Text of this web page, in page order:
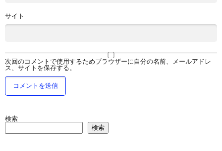
サイト
次回のコメントで使用するためブラウザーに自分の名前、メールアドレ
ス、サイトを保存する。
検索
検索